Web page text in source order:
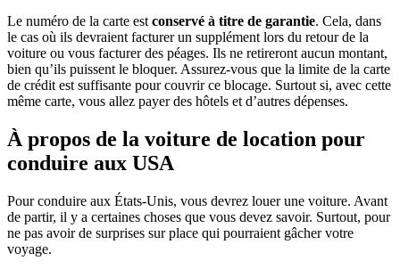
Le numéro de la carte estconservé à titre de garantie. Cela, dans
le cas où ils devraient facturer un supplément lors du retour de la
voiture ou vous facturer des péages. Ils ne retireront aucun montant,
bien qu’ils puissent le bloquer. Assurez-vous que la limite de la carte
de crédit est suffisante pour couvrir ce blocage. Surtout si, avec cette
même carte, vous allez payer des hôtels et d’autres dépenses.
À propos de la voiture de location pour
conduire aux USA
Pour conduire aux États-Unis, vous devrez louer une voiture. Avant
de partir, il y a certaines choses que vous devez savoir. Surtout, pour
ne pas avoir de surprises sur place qui pourraient gâcher votre
voyage.